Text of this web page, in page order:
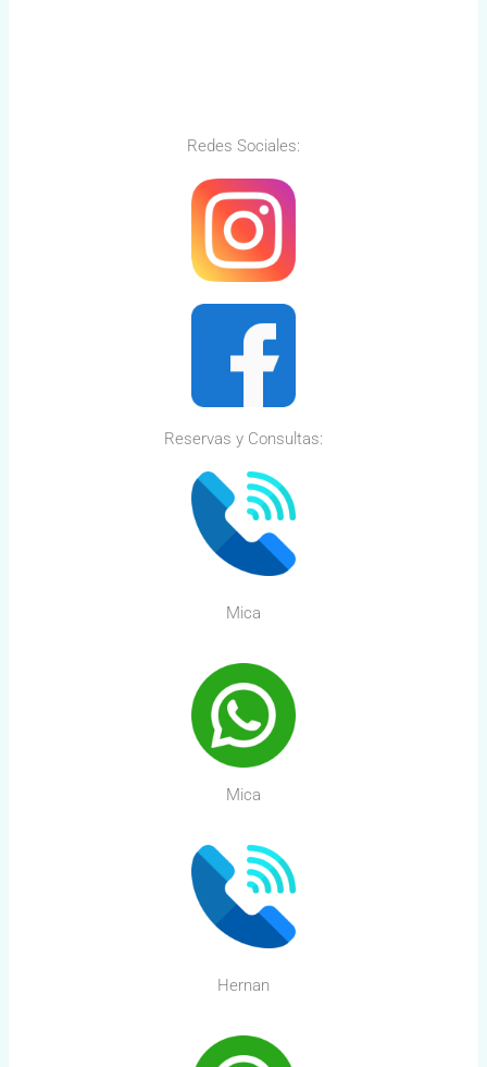
Redes Sociales:
Reservas y Consultas:
Mica
Mica
Hernan